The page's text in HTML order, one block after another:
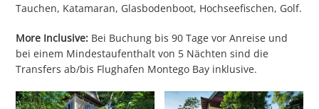
Tauchen, Katamaran, Glasbodenboot, Hochseefischen, Golf.
More Inclusive: Bei Buchung bis 90 Tage vor Anreise und
bei einem Mindestaufenthalt von 5 Nächten sind die
Transfers ab/bis Flughafen Montego Bay inklusive.